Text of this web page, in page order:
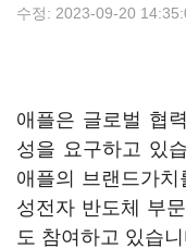
수정: 2023-09-20
애플은 글로벌 협
성을 요구하고 있
애플의 브랜드가
성전자 반도체 부
도 참여하고 있습